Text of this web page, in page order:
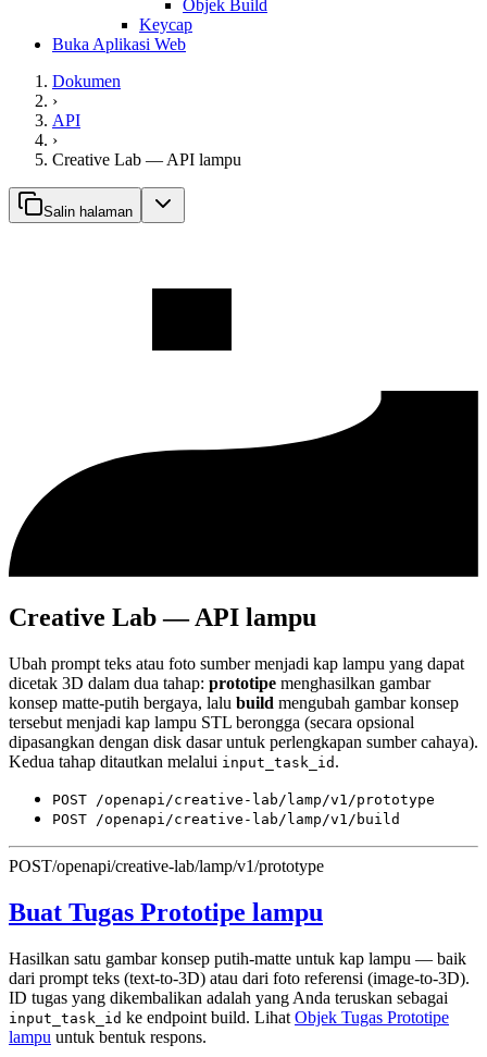
Objek Build
Keycap
Buka Aplikasi Web
Dokumen
›
API
›
Creative Lab — API lampu
Salin halaman
Creative Lab — API lampu
Ubah prompt teks atau foto sumber menjadi kap lampu yang dapat
dicetak 3D dalam dua tahap: prototipe menghasilkan gambar
konsep matte-putih bergaya, lalu build mengubah gambar konsep
tersebut menjadi kap lampu STL berongga (secara opsional
dipasangkan dengan disk dasar untuk perlengkapan sumber cahaya).
Kedua tahap ditautkan melalui input_task_id .
POST /openapi/creative-lab/lamp/v1/prototype
POST /openapi/creative-lab/lamp/v1/build
POST/openapi/creative-lab/lamp/v1/prototype
Buat Tugas Prototipe lampu
Hasilkan satu gambar konsep putih-matte untuk kap lampu — baik
dari prompt teks (text-to-3D) atau dari foto referensi (image-to-3D).
ID tugas yang dikembalikan adalah yang Anda teruskan sebagai
input_task_id ke endpoint build. Lihat Objek Tugas Prototipe
lampu untuk bentuk respons.